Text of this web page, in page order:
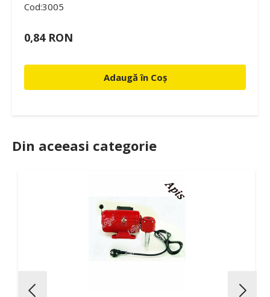
Cod:3005
0,84 RON
Adaugă în Coș
Din aceeasi categorie